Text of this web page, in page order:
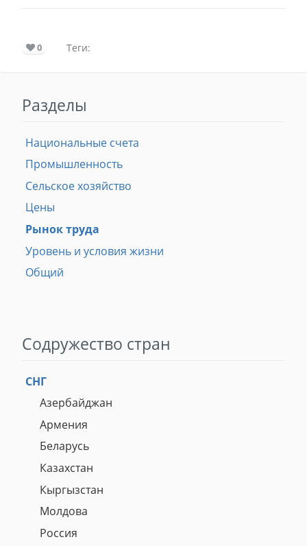
0 Теги:
Разделы
Национальные счета
Промышленность
Сельское хозяйство
Цены
Рынок труда
Уровень и условия жизни
Общий
Содружество стран
СНГ
Азербайджан
Армения
Беларусь
Казахстан
Кыргызстан
Молдова
Россия